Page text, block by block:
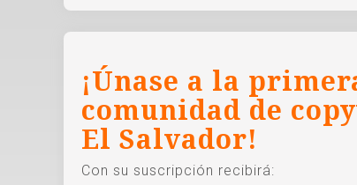
¡Únase a la
comunidad de
El Salvador!
Con su suscripción recibirá: